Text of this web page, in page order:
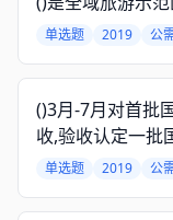
单选题 2019 公
()3月-7月对首批
收,验收认定一批
单选题 2019 公